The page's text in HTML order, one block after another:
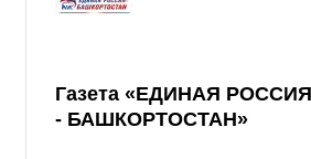
Газета «ЕДИНАЯ РОССИЯ
- БАШКОРТОСТАН»